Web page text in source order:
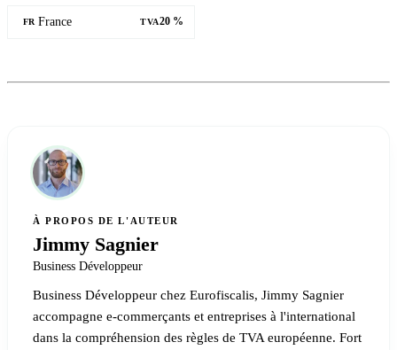
FR France TVA20 %
À PROPOS DE L'AUTEUR
Jimmy Sagnier
Business Développeur
Business Développeur chez Eurofiscalis, Jimmy Sagnier
accompagne e-commerçants et entreprises à l'international
dans la compréhension des règles de TVA européenne. Fort